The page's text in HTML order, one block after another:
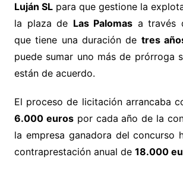
Luján SLpara que gestione la
la plaza de Las Palomas a través
que tiene una duración de tres
puede sumar uno más de prórroga
están de acuerdo.
El proceso de licitación arrancaba
6.000 eurospor cada año de la
la empresa ganadora del concurso
contraprestación anual de 18.000